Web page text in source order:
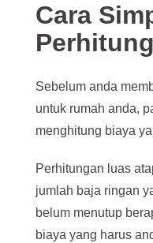
Cara
Sebelum anda
untuk rumah anda,
menghitung biaya
Perhitungan luas
jumlah baja ringan
belum menutup
biaya yang harus